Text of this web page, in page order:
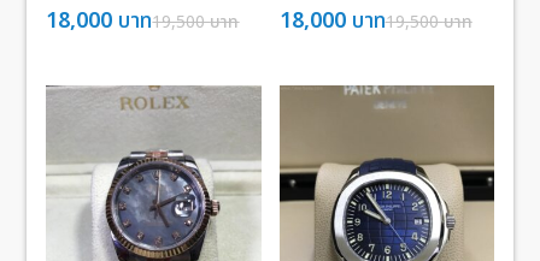
19,500บาท
18,000 บาท 19,500บาท
18,000 บาท